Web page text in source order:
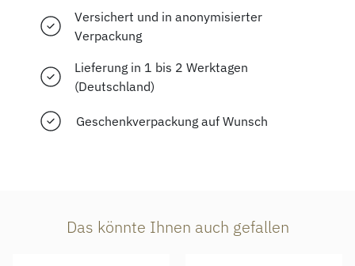
Versichert und in anonymisierter
Verpackung
Lieferung in 1 bis 2 Werktagen
(Deutschland)
Geschenkverpackung auf Wunsch
Das könnte Ihnen auch gefallen